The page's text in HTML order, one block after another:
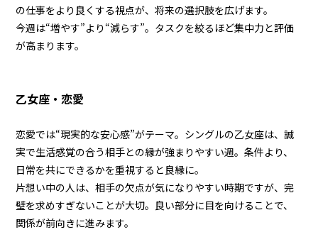
の仕事をより良くする視点が、将来の選択肢を広げます。
今週は“増やす”より“減らす”。タスクを絞るほど集中力と評価
が高まります。
乙女座・恋愛
恋愛では“現実的な安心感”がテーマ。シングルの乙女座は、誠
実で生活感覚の合う相手との縁が強まりやすい週。条件より、
日常を共にできるかを重視すると良縁に。
片想い中の人は、相手の欠点が気になりやすい時期ですが、完
璧を求めすぎないことが大切。良い部分に目を向けることで、
関係が前向きに進みます。